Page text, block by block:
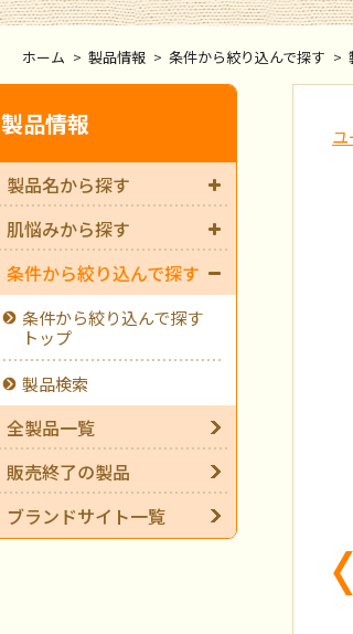
ホーム > 製品情報 > 条件から絞り込んで探す >
製品情報
製品名から探す
肌悩みから探す
条件から絞り込んで探す
条件から絞り込んで探す
トップ
製品検索
全製品一覧
販売終了の製品
ブランドサイト一覧